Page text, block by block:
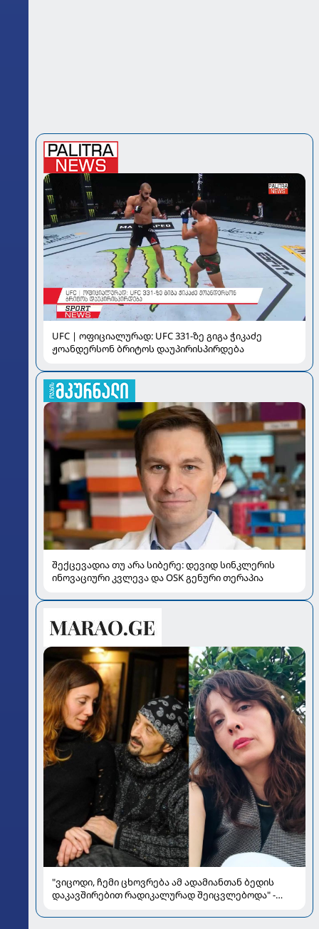
UFC | ოფიციალურად: UFC 331-ზე გიგა ჭიკაძე
ჟოანდერსონ ბრიტოს დაუპირისპირდება
შექცევადია თუ არა სიბერე: დევიდ სინკლერის
ინოვაციური კვლევა და OSK გენური თერაპია
"ვიცოდი, ჩემი ცხოვრება ამ ადამიანთან ბედის
დაკავშირებით რადიკალურად შეიცვლებოდა" -
ოჯახზე